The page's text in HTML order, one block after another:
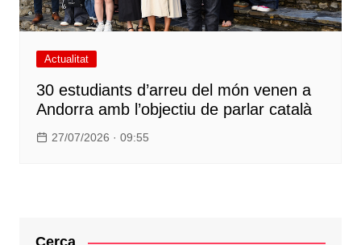
Actualitat
30 estudiants d’arreu del món venen a
Andorra amb l’objectiu de parlar català
27/07/2026 · 09:55